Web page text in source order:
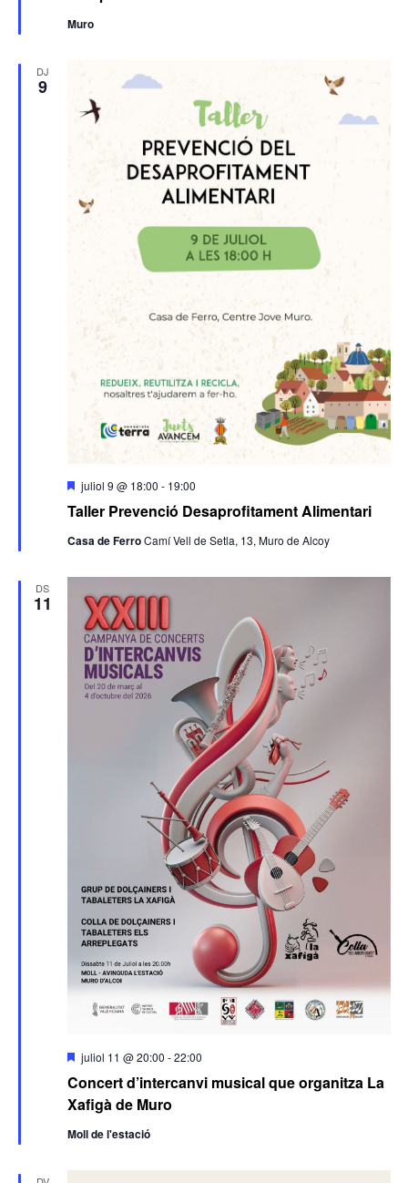
Muro
DJ
9
Taller Prevenció Desaprofitament Alimentari
Destacats
juliol 9 @ 18:00 - 19:00
Casa de FerroCamí Vell de Setla, 13, Muro de Alcoy
DS
11
Concert d’intercanvi musical que organitza La
Xafigà de Muro
Destacats
juliol 11 @ 20:00 -22:00
Moll de l'estació